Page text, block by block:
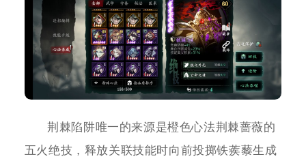
荆棘陷阱唯一的来源是橙色心法荆棘蔷薇的
五火绝技，释放关联技能时向前投掷铁蒺藜生成